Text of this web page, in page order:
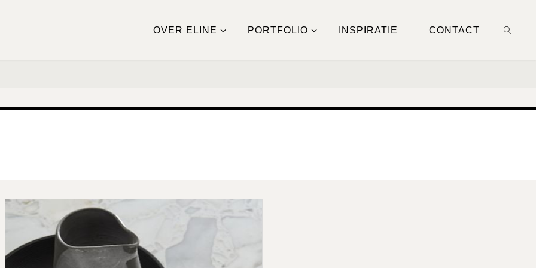
OVER ELINE PORTFOLIO INSPIRATIE CONTACT